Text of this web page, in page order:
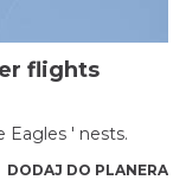
flights
Eagles ' nests.
DODAJ DO PLANERA